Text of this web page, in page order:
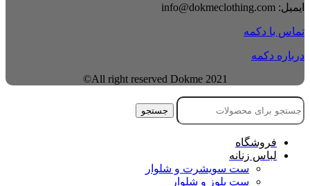
ایمیل: info@dokmeclothing.com
تماس با دکمه
درباره دکمه
All right reserved Dokme 2021©
جستجو
فروشگاه
لباس زنانه
ست سویشرت و شلوار
ست بلوز و شلوار